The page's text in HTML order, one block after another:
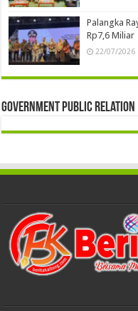
Palangka
Rp7,6 Miliar
22/07/2026
Government Public Relation